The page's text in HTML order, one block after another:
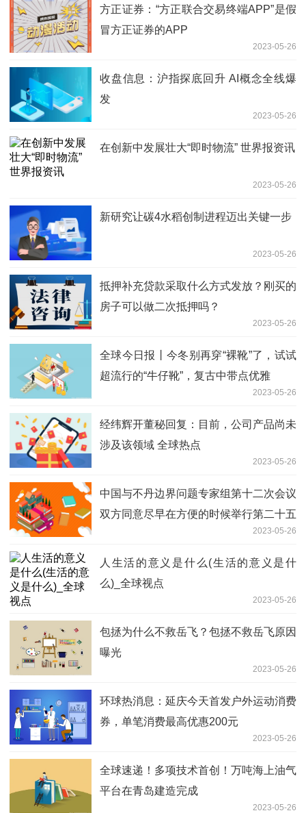
方正证券：“方正联合交易终端APP”是假
冒方正证券的APP
2023-05-26
收盘信息：沪指探底回升 AI概念全线爆
发
2023-05-26
在创新中发展壮大“即时物流” 世界报资讯
2023-05-26
新研究让碳4水稻创制进程迈出关键一步
2023-05-26
抵押补充贷款采取什么方式发放？刚买的
房子可以做二次抵押吗？
2023-05-26
全球今日报丨今冬别再穿“裸靴”了，试试
超流行的“牛仔靴”，复古中带点优雅
2023-05-26
经纬辉开董秘回复：目前，公司产品尚未
涉及该领域 全球热点
2023-05-26
中国与不丹边界问题专家组第十二次会议
双方同意尽早在方便的时候举行第二十五
2023-05-26
人生活的意义是什么(生活的意义是什
么)_全球视点
2023-05-26
包拯为什么不救岳飞？包拯不救岳飞原因
曝光
2023-05-26
环球热消息：延庆今天首发户外运动消费
券，单笔消费最高优惠200元
2023-05-26
全球速递！多项技术首创！万吨海上油气
平台在青岛建造完成
2023-05-26